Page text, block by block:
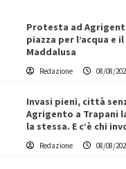
Protesta ad
piazza per l’acqua e il
Maddalusa
Redazione 08/08/
Invasi pieni, città
Agrigento a Trapani
la stessa. E c’è chi
Redazione 08/08/